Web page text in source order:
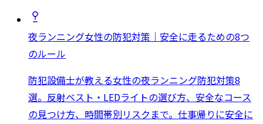
夜ランニング女性の防犯対策｜安全に走るための8つ
のルール
防犯設備士が教える女性の夜ランニング防犯対策8
選。反射ベスト・LEDライトの選び方、安全なコース
の見つけ方、時間帯別リスクまで。仕事帰りに安全に